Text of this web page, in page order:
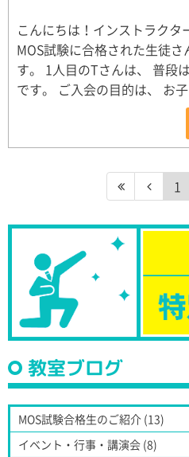
こんにちは！インストラクタ
MOS試験に合格された生徒
す。 1人目のTさんは、 普段
です。 ご入会の目的は、 お
1
教室ブログ
MOS試験合格生のご紹介 (13)
イベント・行事・講演会 (8)